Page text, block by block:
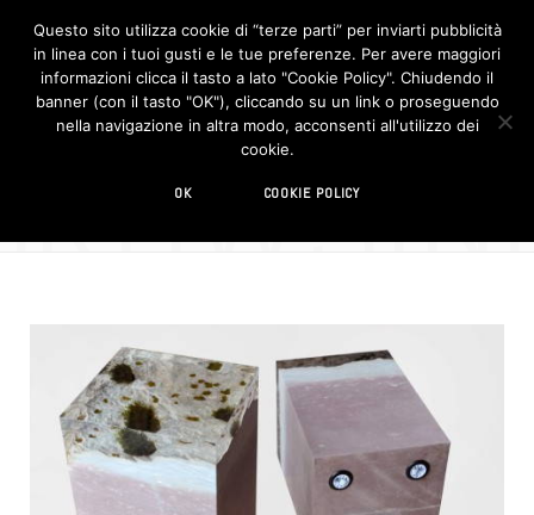
F
c
e
b
o
I
n
s
t
sgabello
Questo sito utilizza cookie di “terze parti” per inviarti pubblicità
in linea con i tuoi gusti e le tue preferenze. Per avere maggiori
informazioni clicca il tasto a lato "Cookie Policy". Chiudendo il
banner (con il tasto "OK"), cliccando su un link o proseguendo
nella navigazione in altra modo, acconsenti all'utilizzo dei
cookie.
OK COOKIE POLICY